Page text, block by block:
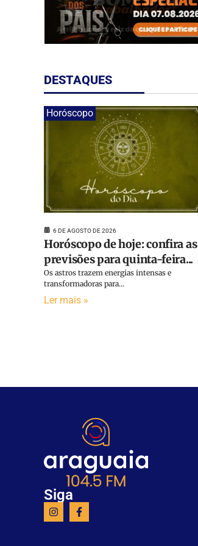
DESTAQUES
Horóscopo
6 DE AGOSTO DE 2026
Horóscopo de hoje: confira as
previsões para quinta-feira...
Os astros trazem energias intensas e
transformadoras para...
Ler mais »
Siga